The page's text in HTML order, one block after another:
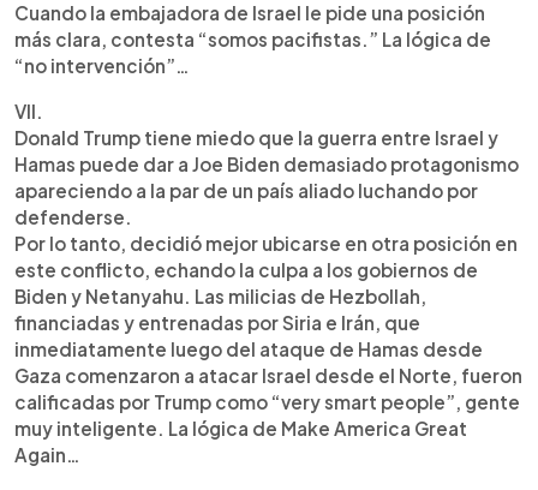
Cuando la embajadora de Israel le pide una posición
más clara, contesta “somos pacifistas.” La lógica de
“no intervención”…
VII.
Donald Trump tiene miedo que la guerra entre Israel y
Hamas puede dar a Joe Biden demasiado protagonismo
apareciendo a la par de un país aliado luchando por
defenderse.
Por lo tanto, decidió mejor ubicarse en otra posición en
este conflicto, echando la culpa a los gobiernos de
Biden y Netanyahu. Las milicias de Hezbollah,
financiadas y entrenadas por Siria e Irán, que
inmediatamente luego del ataque de Hamas desde
Gaza comenzaron a atacar Israel desde el Norte, fueron
calificadas por Trump como “very smart people”, gente
muy inteligente. La lógica de Make America Great
Again…